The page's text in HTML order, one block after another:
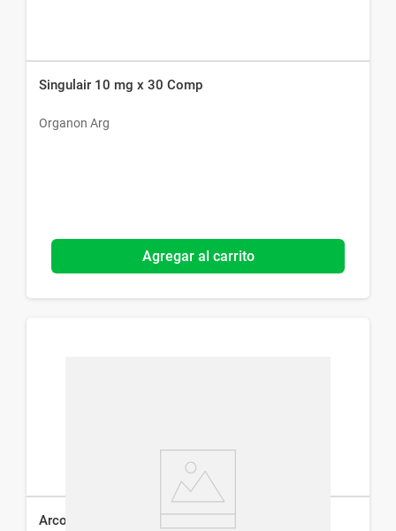
Singulair 10 mg x 30 Comp
Organon Arg
Agregar al carrito
Arcoxia 90 mg x 14 Comp Recubiertos